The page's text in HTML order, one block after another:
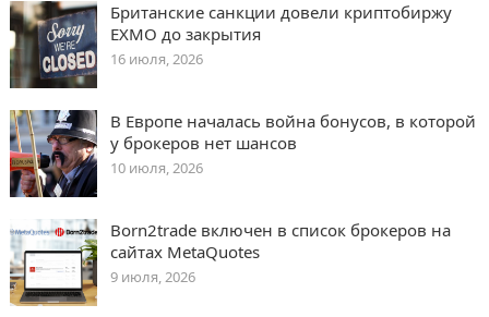
Британские санкции довели криптобиржу
EXMO до закрытия
16 июля, 2026
В Европе началась война бонусов, в которой
у брокеров нет шансов
10 июля, 2026
Born2trade включен в список брокеров на
сайтах MetaQuotes
9 июля, 2026